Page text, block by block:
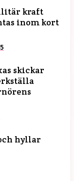
kraft
inom kort
skickar
hyllar